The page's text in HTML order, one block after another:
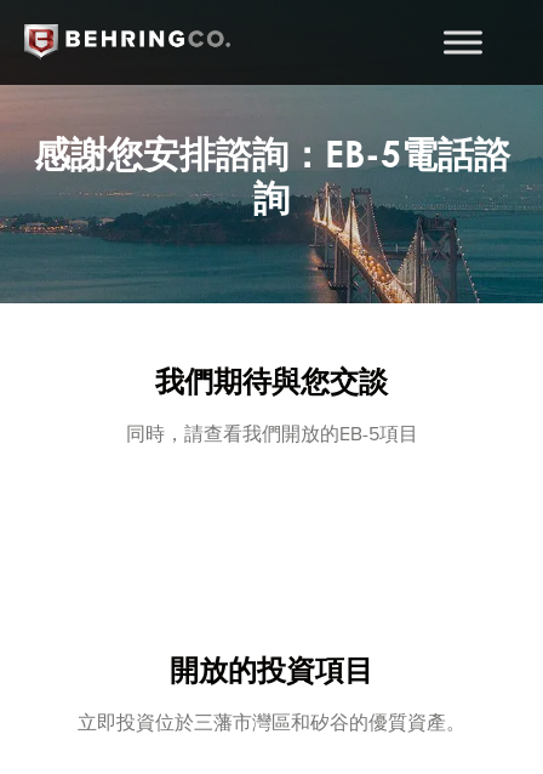
感謝您安排諮詢：EB-5電話諮
詢
我們期待與您交談
同時，請查看我們開放的EB-5項目
開放的投資項目
立即投資位於三藩市灣區和矽谷的優質資產。